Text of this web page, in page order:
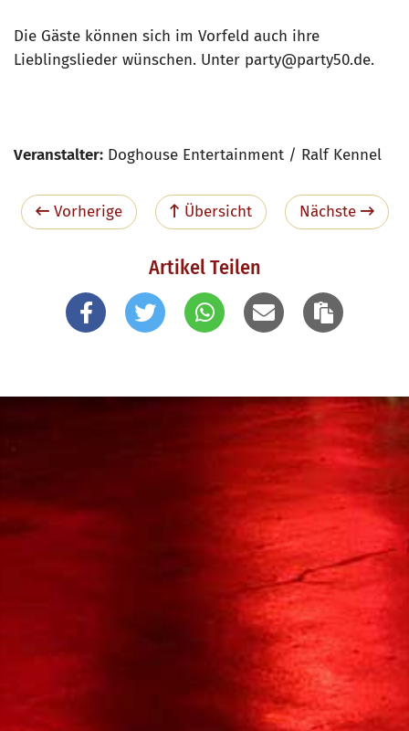
Die Gäste können sich im Vorfeld auch ihre
Lieblingslieder wünschen. Unter party@party50.de.
Veranstalter: Doghouse Entertainment / Ralf Kennel
Vorherige Übersicht Nächste
Artikel Teilen